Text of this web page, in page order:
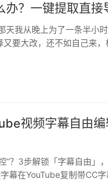
办？一键提取直接
天我从晚上为了一条半小
要大改，还不如自己来
视频字幕自由
”？3步解锁「字幕自由」
幕在YouTube复制带CC